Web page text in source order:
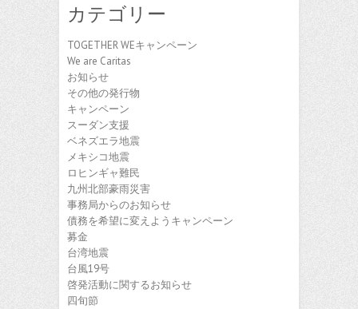
イ
カテゴリー
TOGETHER WEキャンペーン
We are Caritas
お知らせ
その他の発行物
キャンペーン
スーダン支援
ベネズエラ地震
メキシコ地震
ロヒンギャ難民
九州北部豪雨災害
事務局からのお知らせ
債務を希望に変えようキャンペーン
募金
台湾地震
台風19号
啓発活動に関するお知らせ
四旬節